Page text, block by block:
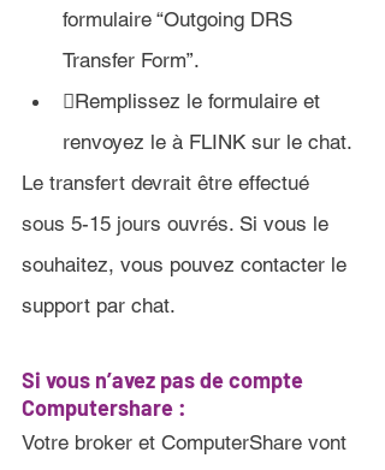
formulaire “Outgoing DRS
Transfer Form”.
Remplissez le formulaire et
renvoyez le à FLINK sur le chat.
Le transfert devrait être effectué
sous 5-15 jours ouvrés. Si vous le
souhaitez, vous pouvez contacter le
support par chat.
Si vous n’avez pas de compte
Computershare :
Votre broker et ComputerShare vont